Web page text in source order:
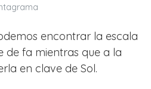
encontrar la escala
de fa mientras que a la
en clave de Sol.